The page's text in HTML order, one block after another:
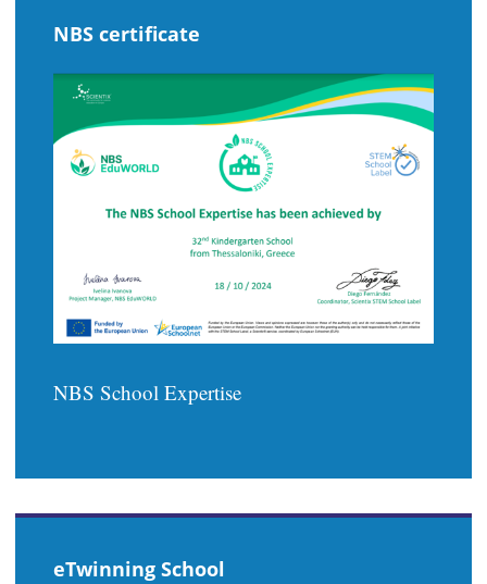
NBS certificate
NBS School Expertise
eTwinning School